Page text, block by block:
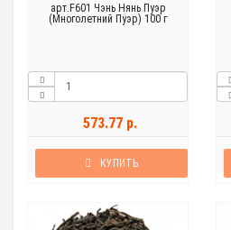
арт.F601 Чэнь Нянь Пуэр
(Многолетний Пуэр) 100 г
573.77 р.
КУПИТЬ